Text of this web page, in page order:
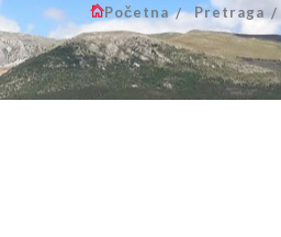
Početna Pretraga